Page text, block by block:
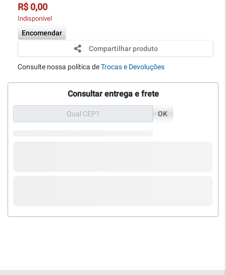
R$ 0,00
Indisponível
Encomendar
Compartilhar produto
Consulte nossa política deTrocas e Devoluções
Consultar entrega e frete
OK